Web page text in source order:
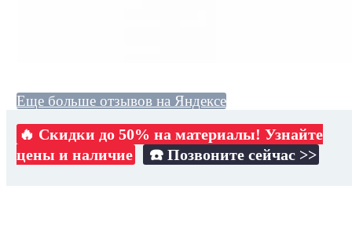
Еще больше отзывов на Яндексе
🔥 Скидки до 50% на материалы! Узнайте
цены и наличие
☎️ Позвоните сейчас >>